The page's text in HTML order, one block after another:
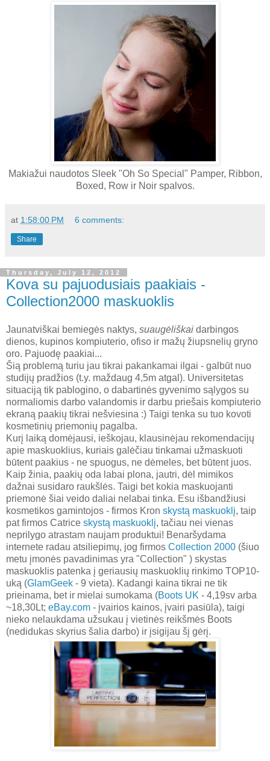
Makiažui naudotos Sleek "Oh So Special" Pamper, Ribbon,
Boxed, Row ir Noir spalvos.
at 1:58:00 PM 6 comments:
Share
Thursday, July 12, 2012
Kova su pajuodusiais paakiais -
Collection2000 maskuoklis
Jaunatviškai bemiegės naktys, suaugėliškai darbingos
dienos, kupinos kompiuterio, ofiso ir mažų žiupsnelių gryno
oro. Pajuodę paakiai...
Šią problemą turiu jau tikrai pakankamai ilgai - galbūt nuo
studijų pradžios (t.y. maždaug 4,5m atgal). Universitetas
situaciją tik pablogino, o dabartinės gyvenimo sąlygos su
normaliomis darbo valandomis ir darbu priešais kompiuterio
ekraną paakių tikrai nešviesina :) Taigi tenka su tuo kovoti
kosmetinių priemonių pagalba.
Kurį laiką domėjausi, ieškojau, klausinėjau rekomendacijų
apie maskuoklius, kuriais galėčiau tinkamai užmaskuoti
būtent paakius - ne spuogus, ne dėmeles, bet būtent juos.
Kaip žinia, paakių oda labai plona, jautri, dėl mimikos
dažnai susidaro raukšlės. Taigi bet kokia maskuojanti
priemonė šiai veido daliai nelabai tinka. Esu išbandžiusi
kosmetikos gamintojos - firmos Kron skystą maskuoklį, taip
pat firmos Catrice skystą maskuoklį, tačiau nei vienas
neprilygo atrastam naujam produktui! Benaršydama
internete radau atsiliepimų, jog firmos Collection 2000 (šiuo
metu įmonės pavadinimas yra "Collection" ) skystas
maskuoklis patenka į geriausių maskuoklių rinkimo TOP10-
uką (GlamGeek - 9 vieta). Kadangi kaina tikrai ne tik
prieinama, bet ir mielai sumokama (Boots UK - 4,19sv arba
~18,30Lt; eBay.com - įvairios kainos, įvairi pasiūla), taigi
nieko nelaukdama užsukau į vietinės reikšmės Boots
(nedidukas skyrius šalia darbo) ir įsigijau šį gėrį.